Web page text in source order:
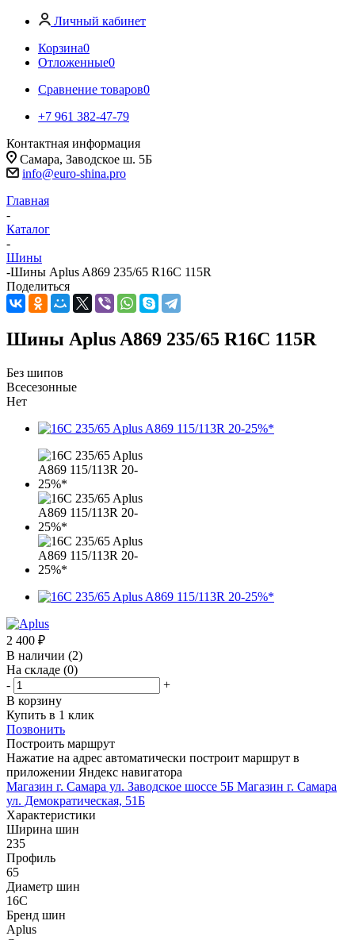
Личный кабинет
Корзина0
Отложенные0
Сравнение товаров0
+7 961 382-47-79
Контактная информация
Самара, Заводское ш. 5Б
info@euro-shina.pro
Главная
-
Каталог
-
Шины
-Шины Aplus A869 235/65 R16C 115R
Поделиться
Шины Aplus A869 235/65 R16C 115R
Без шипов
Всесезонные
Нет
2 400 ₽
В наличии (2)
На складе (0)
-
+
В корзину
Купить в 1 клик
Позвонить
Построить маршрут
Нажатие на адрес автоматически построит маршрут в
приложении Яндекс навигатора
Магазин г. Самара ул. Заводское шоссе 5Б Магазин г. Самара
ул. Демократическая, 51Б
Характеристики
Ширина шин
235
Профиль
65
Диаметр шин
16C
Бренд шин
Aplus